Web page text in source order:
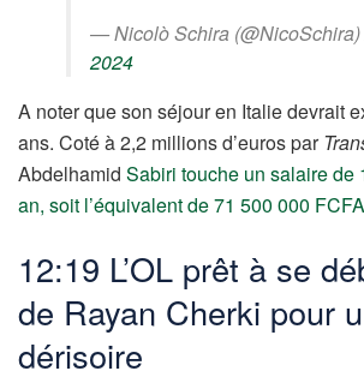
— Nicolò Schira (@NicoSchira)
2024
A noter que son séjour en Italie devrait
ans. Coté à 2,2 millions d’euros par
Abdelhamid Sabiri touche un salaire de
an, soit l’équivalent de 71 500 000 FCFA
12:19 L’OL prêt à se
de Rayan Cherki pour
dérisoire